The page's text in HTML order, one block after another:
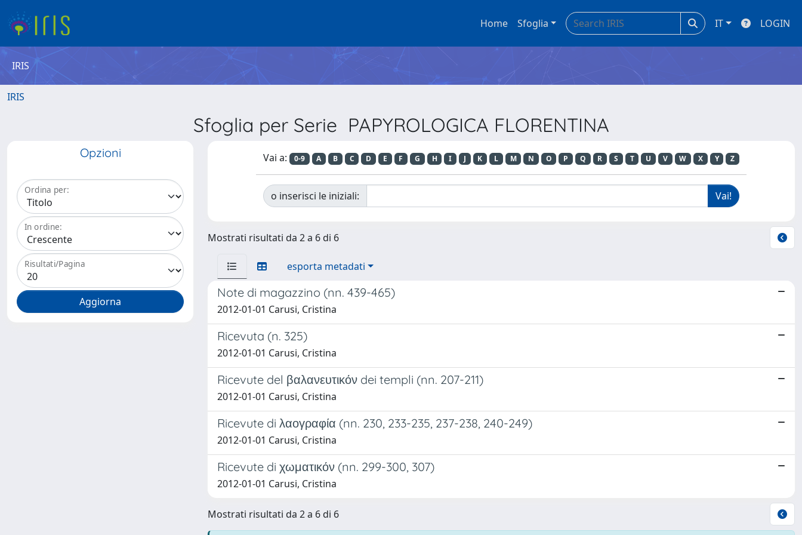
Home Sfoglia IT LOGIN
IRIS
IRIS
Sfoglia per Serie PAPYROLOGICA FLORENTINA
Opzioni
Ordina per:
In ordine:
Risultati/Pagina
Vai a: 0-9 A B C D E F G H I J K L M N O P Q R S T U V W X Y Z
o inserisci le iniziali:
Mostrati risultati da 2 a 6 di 6
esporta metadati
Note di magazzino (nn. 439-465)
2012-01-01 Carusi, Cristina
Ricevuta (n. 325)
2012-01-01 Carusi, Cristina
Ricevute del βαλανευτικόν dei templi (nn. 207-211)
2012-01-01 Carusi, Cristina
Ricevute di λαογραφία (nn. 230, 233-235, 237-238, 240-249)
2012-01-01 Carusi, Cristina
Ricevute di χωματικόν (nn. 299-300, 307)
2012-01-01 Carusi, Cristina
Mostrati risultati da 2 a 6 di 6